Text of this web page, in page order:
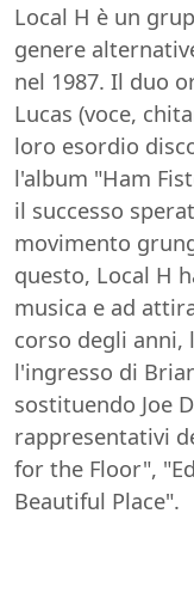
Local H è un
genere
nel 1987. Il duo
Lucas (voce,
loro esordio
l'album "Ham
il successo
movimento
questo, Local H
musica e ad
corso degli anni,
l'ingresso di
sostituendo Joe
rappresentativi
for the Floor",
Beautiful Place".